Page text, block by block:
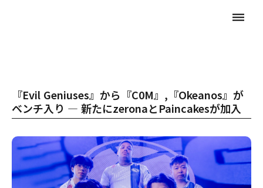
dehaze
『Evil Geniuses』から『C0M』,『Okeanos』が
ベンチ入り ― 新たにzeronaとPaincakesが加入